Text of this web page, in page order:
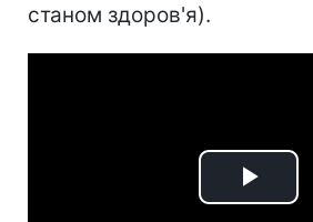
станом здоров'я).
Play